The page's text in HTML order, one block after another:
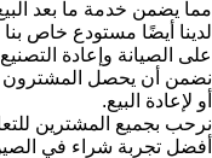
مما يضمن خدمة ما بعد
لدينا أيضًا مستودع خاص
على الصيانة وإعادة
نضمن أن يحصل المشترون
أو لإعادة البيع.
نرحب بجميع المشترين
أفضل تجربة شراء في